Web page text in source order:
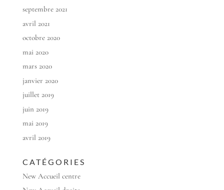
septembre 2021
avril 2021
octobre 2020
mai 2020
mars 2020
janvier 2020
juillet 2019
juin 2019
mai 2019
avril 2019
CATÉGORIES
New Accueil centre